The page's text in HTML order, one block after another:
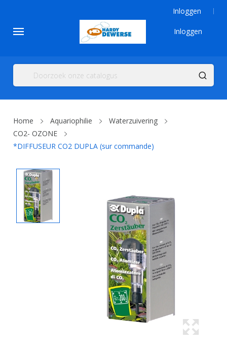
Inloggen
Inloggen
Home Aquariophilie
Waterzuivering
CO2- OZONE
*DIFFUSEUR CO2 DUPLA (sur commande)